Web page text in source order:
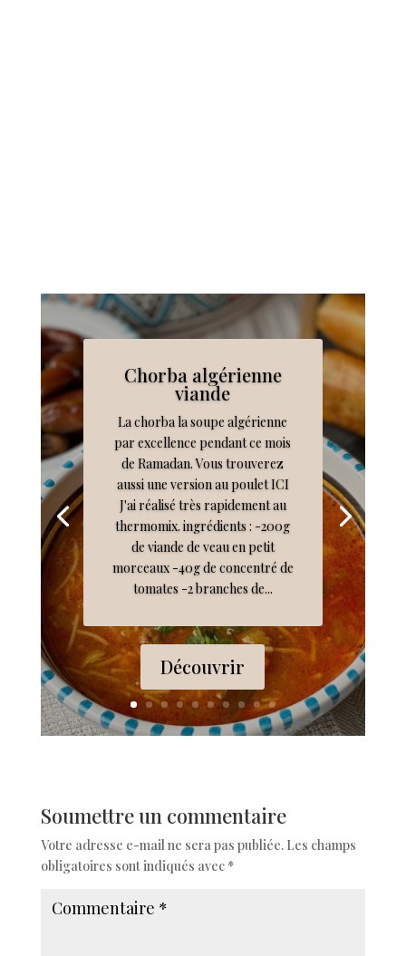
Chorba algérienne
viande
La chorba la soupe algérienne
par excellence pendant ce mois
de Ramadan. Vous trouverez
aussi une version au poulet ICI
J'ai réalisé très rapidement au
thermomix. ingrédients : -200g
de viande de veau en petit
morceaux -40g de concentré de
tomates -2 branches de...
Découvrir
Soumettre un commentaire
Votre adresse e-mail ne sera pas publiée. Les champs
obligatoires sont indiqués avec *